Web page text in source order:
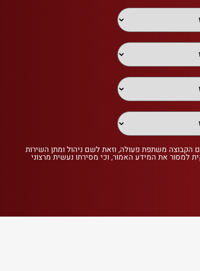
הקבוצה משתפת פעולה, וזאת לשם ניהול ומתן השירות
למסור את המידע האמור, וכי מסירתו נעשית מרצוני